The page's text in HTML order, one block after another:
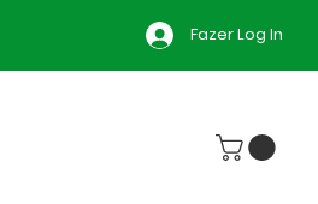
Fazer Log In